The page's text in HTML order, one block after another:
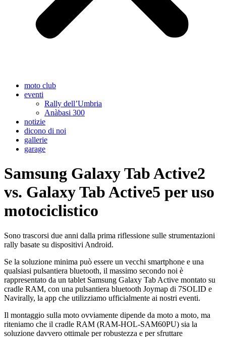
moto club
eventi
Rally dell’Umbria
Anàbasi 300
notizie
dicono di noi
gallerie
garage
Samsung Galaxy Tab Active2
vs. Galaxy Tab Active5 per uso
motociclistico
Sono trascorsi due anni dalla prima riflessione sulle strumentazioni
rally basate su dispositivi Android.
Se la soluzione minima può essere un vecchi smartphone e una
qualsiasi pulsantiera bluetooth, il massimo secondo noi è
rappresentato da un tablet Samsung Galaxy Tab Active montato su
cradle RAM, con una pulsantiera bluetooth Joymap di 7SOLID e
Navirally, la app che utilizziamo ufficialmente ai nostri eventi.
Il montaggio sulla moto ovviamente dipende da moto a moto, ma
riteniamo che il cradle RAM (RAM-HOL-SAM60PU) sia la
soluzione davvero ottimale per robustezza e per sfruttare